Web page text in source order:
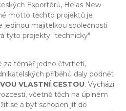
Exportérů, Helas New
motto těchto projektů je
jedinou majitelkou společnosti
tyto projekty "technicky"
za téměř jedno čtvrtletí,
příběhů daly podnět
VLASTNÍ CESTOU. Vychází
včetně těch na úplném
se a být schopen jít do